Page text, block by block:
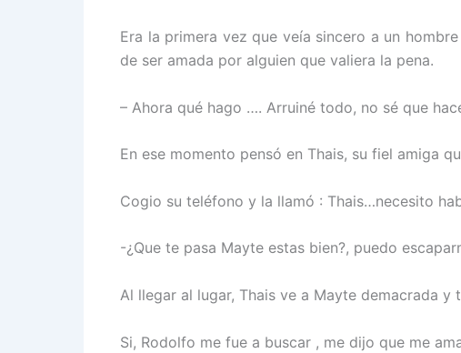
Era la primera vez que veía sincero a un
de ser amada por alguien que valiera la pena.
– Ahora qué hago …. Arruiné todo, no sé que
En ese momento pensó en Thais, su fiel amiga
Cogio su teléfono y la llamó : Thais…necesito
-¿Que te pasa Mayte estas bien?, puedo
Al llegar al lugar, Thais ve a Mayte demacrada
Si, Rodolfo me fue a buscar , me dijo que me